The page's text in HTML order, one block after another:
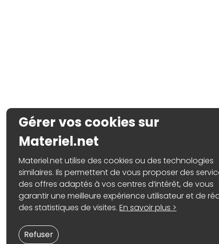
Gérer vos cookies sur
Materiel.net
Materiel.net utilise des cookies ou des technologies
similaires. Ils permettent de vous proposer des
des offres adaptés à vos centres d’intérêt, de vous
garantir une meilleure expérience utilisateur et de
des statistiques de visites.En savoir plus >
Refuser